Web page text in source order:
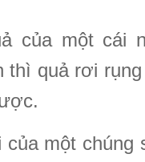
của một cái
thì quả rơi
một chúng